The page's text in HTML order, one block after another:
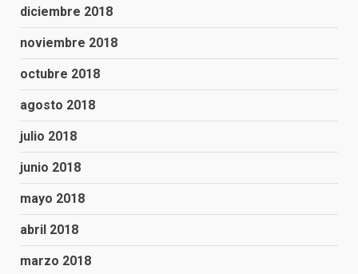
diciembre 2018
noviembre 2018
octubre 2018
agosto 2018
julio 2018
junio 2018
mayo 2018
abril 2018
marzo 2018